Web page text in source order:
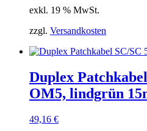
exkl. 19 % MwSt.
zzgl. Versandkosten
Duplex
OM5, lindgrün
49,16 €